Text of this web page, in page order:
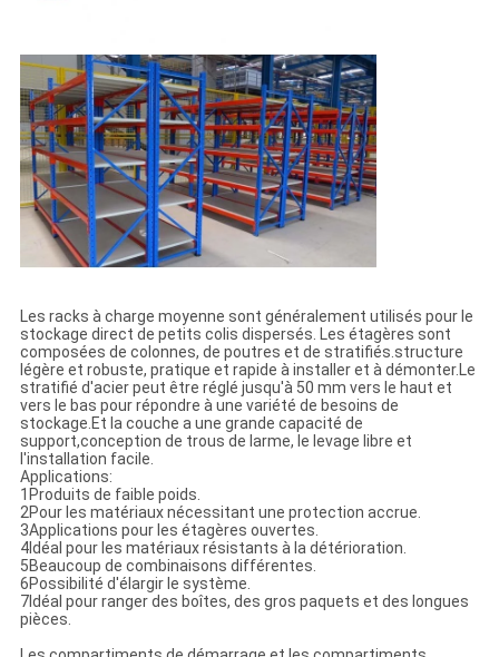
Les racks à charge moyenne sont généralement utilisés pour le
stockage direct de petits colis dispersés. Les étagères sont
composées de colonnes, de poutres et de stratifiés.structure
légère et robuste, pratique et rapide à installer et à démonter.Le
stratifié d'acier peut être réglé jusqu'à 50 mm vers le haut et
vers le bas pour répondre à une variété de besoins de
stockage.Et la couche a une grande capacité de
support,conception de trous de larme, le levage libre et
l'installation facile.
Applications:
1Produits de faible poids.
2Pour les matériaux nécessitant une protection accrue.
3Applications pour les étagères ouvertes.
4Idéal pour les matériaux résistants à la détérioration.
5Beaucoup de combinaisons différentes.
6Possibilité d'élargir le système.
7Idéal pour ranger des boîtes, des gros paquets et des longues
pièces.